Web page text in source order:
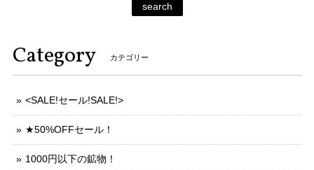
search
Category カテゴリー
<SALE!セール!SALE!>
★50%OFFセール！
1000円以下の鉱物！